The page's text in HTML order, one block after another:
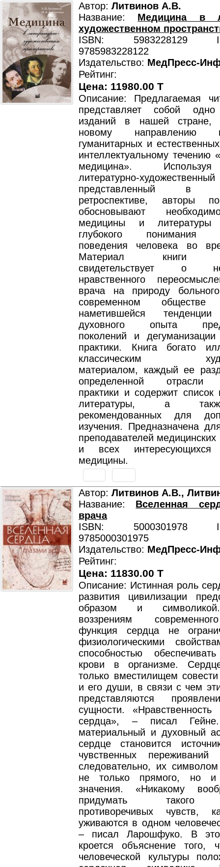
Автор: Литвинов А.В.
Название: Медицина в
художественном
ISBN: 5983228129
9785983228122
Издательство: МедПресс-
Рейтинг:
Цена: 11980.00 T
Описание: Предлагаемая
представляет собой
изданий в нашей стране,
новому направлению
гуманитарных и
интеллектуальному течению
медицина».
литературно-
представленный в
ретроспективе, авторы
обосновывают
медицины и
глубокого понимания
поведения человека во
Материал книги
свидетельствует о
нравственного
врача на природу
современном
наметившейся
духовного опыта
поколений и
практики. Книга богато
классическим
материалом, каждый ее
определенной отрасли
практики и содержит список
литературы, а
рекомендованных для
изучения. Предназначена
преподавателей медицинских
и всех интересующихся
медицины.
Автор: Литвинов А.В.,
Название: Вселенная
врача
ISBN: 5000301978
9785000301975
Издательство: МедПресс-
Рейтинг:
Цена: 11830.00 T
Описание: Истинная роль
развития цивилизации
образом и
воззрениям
функция сердца не
физиологическими
способностью
крови в организме.
только вместилищем
и его души, в связи с чем
представляются
сущности.
сердца», – писал
материальный и духовный
сердце становится
чувственных
следовательно, их
не только прямого, но и
значения. «Никакому
придумать такого
противоречивых чувств,
уживаются в одном
– писал Ларошфуко. В
кроется объяснение того,
человеческой культуры